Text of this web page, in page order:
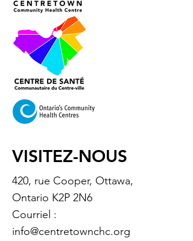
VISITEZ-NOUS
420, rue Cooper, Ottawa,
Ontario K2P 2N6
Courriel :
info@centretownchc.org